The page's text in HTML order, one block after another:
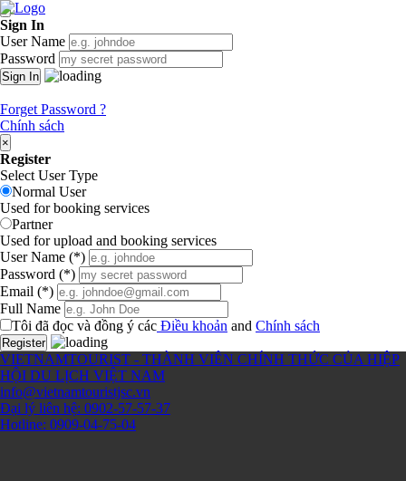
×
Sign In
User Name
Password
Forget Password ?
Chính sách
×
Register
Select User Type
Normal User
Used for booking services
Partner
Used for upload and booking services
User Name (*)
Password (*)
Email (*)
Full Name
Tôi đã đọc và đồng ý các Điều khoản and Chính sách
Register
VIETNAMTOURIST - THÀNH VIÊN CHÍNH THỨC CỦA HIỆP
HỘI DU LỊCH VIỆT NAM
info@vietnamtouristjsc.vn
Đại lý liên hệ: 0902-57-57-37
Hotline: 0909-04-75-04